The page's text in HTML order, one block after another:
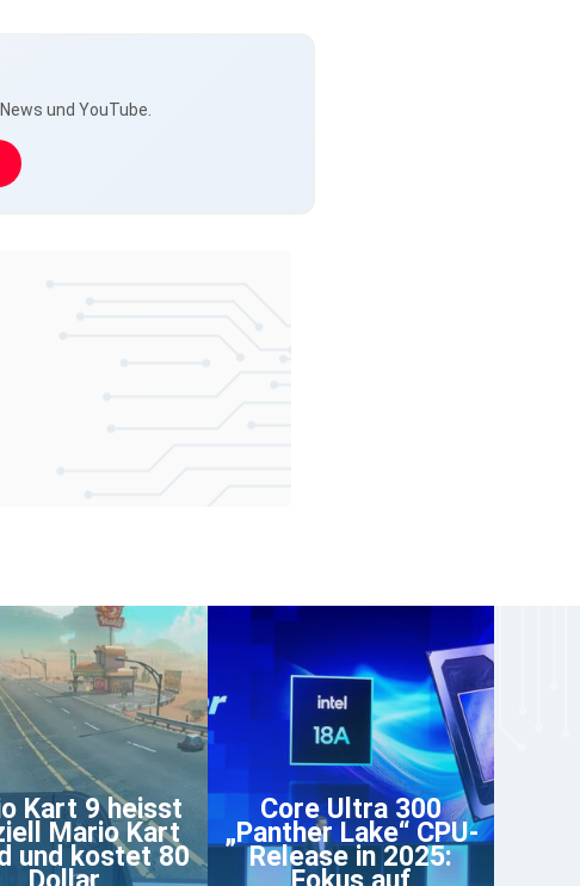
und YouTube.
Kart 9 heisst
Mario Kart
und kostet 80
Core Ultra 300
„Panther Lake“ CPU-
Release in 2025: